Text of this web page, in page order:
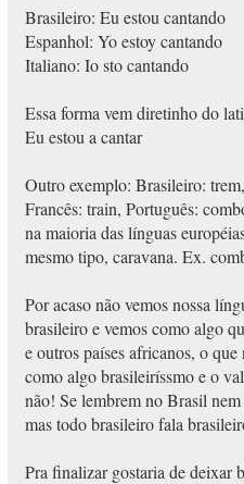
Brasileiro: Eu estou cantando
Espanhol: Yo estoy cantando
Italiano: Io sto cantando
Essa forma vem diretinho do
Eu estou a cantar
Outro exemplo: Brasileiro:
Francês: train, Português:
na maioria das línguas
mesmo tipo, caravana. Ex.
Por acaso não vemos nossa
brasileiro e vemos como algo
e outros países africanos, o
como algo brasileiríssmo e o
não! Se lembrem no Brasil
mas todo brasileiro fala
Pra finalizar gostaria de deixar